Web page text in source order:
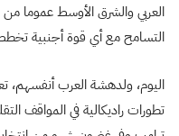
العربي والشرق الأوسط عموما
التسامح مع أي قوة أجنبية
اليوم، ولدهشة العرب أنفسهم،
تطورات راديكالية في المواقف